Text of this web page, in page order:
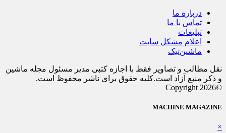
درباره ما
تماس با ما
تبلیغات
اعلام مشکل سایت
ماشین‌تیک
نقل مطالب و تصاویر فقط با اجازه کتبی مدیر مسئول مجله ماشین
و ذکر منبع آزاد است.کلیه حقوق برای ناشر محفوظ است.
©Copyright 2026
MACHINE MAGAZINE
×